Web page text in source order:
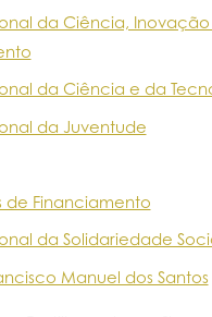
da Ciência,
da Ciência e da
da Juventude
de Financiamento
da Solidariedade
Manuel dos Santos